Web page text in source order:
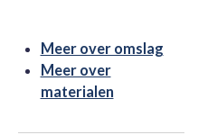
Meer over omslag
Meer over
materialen